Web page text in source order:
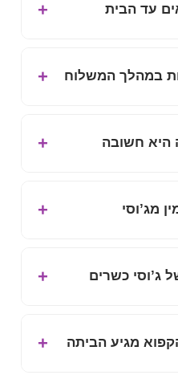
עד הבית
במהלך המשלוח
היא חשובה
מג’וסי
ג’וסי כשרים
מגיע הביתה